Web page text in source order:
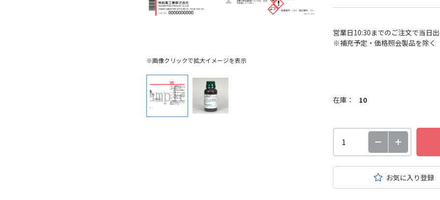
※画像クリックで拡大イメージを表示
営業日10:30までのご注文で当日
※補充予定・価格照会製品を除く
在庫： 10
お気に入り登録